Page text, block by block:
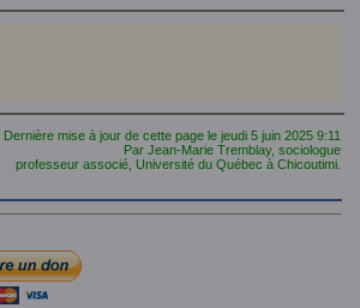
Dernière mise à jour de cette page le jeudi 5 juin 2025 9:11
Par Jean-Marie Tremblay, sociologue
professeur associé, Université du Québec à Chicoutimi.